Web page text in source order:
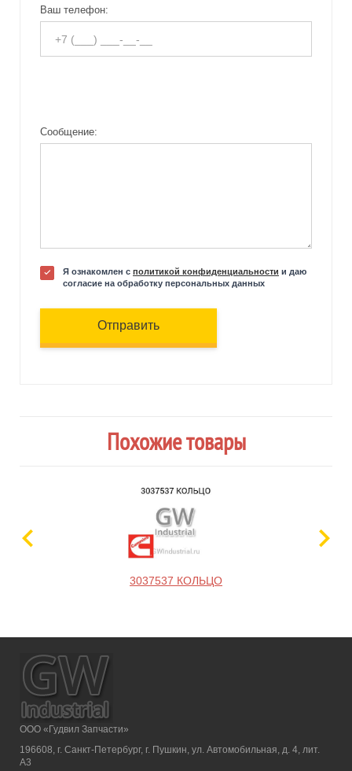
Ваш телефон:
Сообщение:
Я ознакомлен с политикой конфиденциальности и даю
согласие на обработку персональных данных
Отправить
Похожие товары
3037537 КОЛЬЦО
ООО «Гудвил Запчасти»
196608, г. Санкт-Петербург, г. Пушкин, ул. Автомобильная, д. 4, лит.
А3